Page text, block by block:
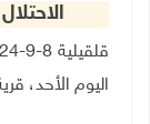
اليوم الأحد،